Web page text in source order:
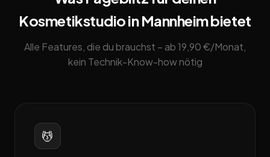
Kosmetikstudio in Mannheim bietet
Alle Features, die du brauchst – ab 19,90 €/Monat,
kein Technik-Know-how nötig
💆